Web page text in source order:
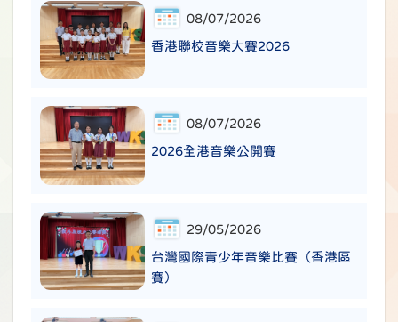
08/07/2026
香港聯校音樂大賽2026
08/07/2026
2026全港音樂公開賽
29/05/2026
台灣國際青少年音樂比賽（香港區
賽）